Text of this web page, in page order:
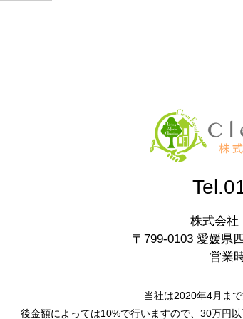
株式会社
〒799-0103 愛媛県
営業
当社は2020年4月ま
後金額によっては10%で行いますので、30万円